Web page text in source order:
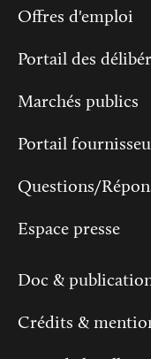
Offres d'emploi
Portail des
Marchés publics
Portail
Questions/
Espace presse
Doc &
Crédits &